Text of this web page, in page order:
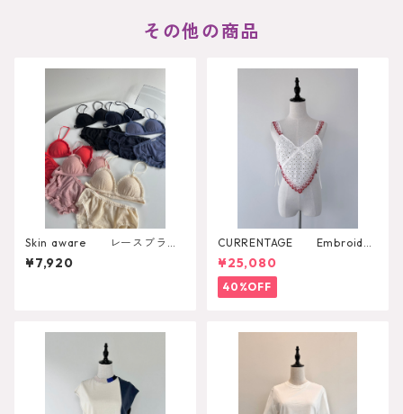
その他の商品
Skin aware レースブラト
ップ
¥7,920
CURRENTAGE Embroider
y Layared Blouse
¥25,080
40%OFF